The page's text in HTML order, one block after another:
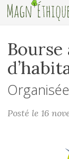
Posté le 16